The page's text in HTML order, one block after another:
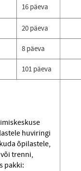
16 päeva
20 päeva
8 päeva
101 päeva
huviringi
õpilastele,
trenni,
pakki: